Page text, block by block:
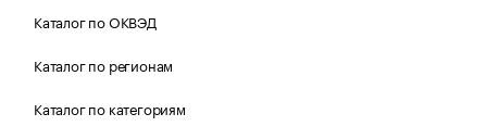
Каталог по ОКВЭД
Каталог по регионам
Каталог по категориям